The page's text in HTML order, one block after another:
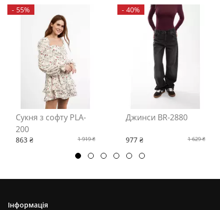
- 55%
Сукня з софту PLA-
200
863 ₴ 1 919 ₴
- 40%
Джинси BR-2880
977 ₴ 1 629 ₴
Інформація